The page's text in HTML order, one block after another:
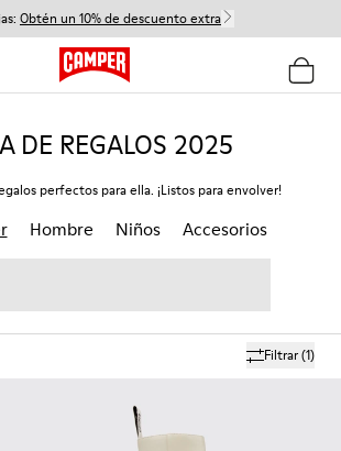
Obtén un 10% de descuento extra
DE REGALOS 2025
perfectos para ella. ¡Listos para envolver!
Hombre Niños Accesorios
Filtrar(1)